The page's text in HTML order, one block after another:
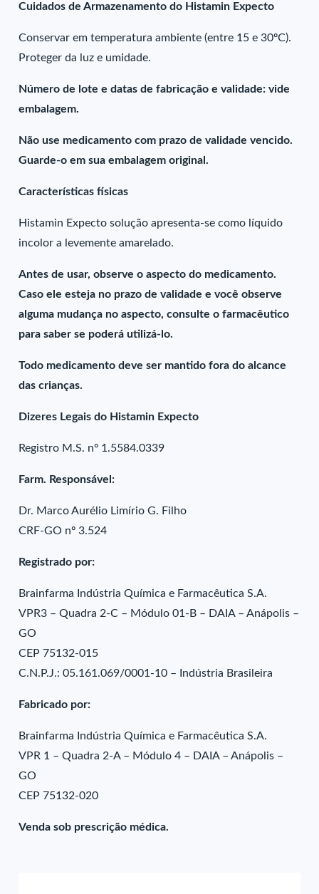
Cuidados de Armazenamento do Histamin Expecto
Conservar em temperatura ambiente (entre 15 e 30ºC).
Proteger da luz e umidade.
Número de lote e datas de fabricação e validade: vide
embalagem.
Não use medicamento com prazo de validade vencido.
Guarde-o em sua embalagem original.
Características físicas
Histamin Expecto solução apresenta-se como líquido
incolor a levemente amarelado.
Antes de usar, observe o aspecto do medicamento.
Caso ele esteja no prazo de validade e você observe
alguma mudança no aspecto, consulte o farmacêutico
para saber se poderá utilizá-lo.
Todo medicamento deve ser mantido fora do alcance
das crianças.
Dizeres Legais do Histamin Expecto
Registro M.S. nº 1.5584.0339
Farm. Responsável:
Dr. Marco Aurélio Limírio G. Filho
CRF-GO nº 3.524
Registrado por:
Brainfarma Indústria Química e Farmacêutica S.A.
VPR3 – Quadra 2-C – Módulo 01-B – DAIA – Anápolis –
GO
CEP 75132-015
C.N.P.J.: 05.161.069/0001-10 – Indústria Brasileira
Fabricado por:
Brainfarma Indústria Química e Farmacêutica S.A.
VPR 1 – Quadra 2-A – Módulo 4 – DAIA – Anápolis –
GO
CEP 75132-020
Venda sob prescrição médica.